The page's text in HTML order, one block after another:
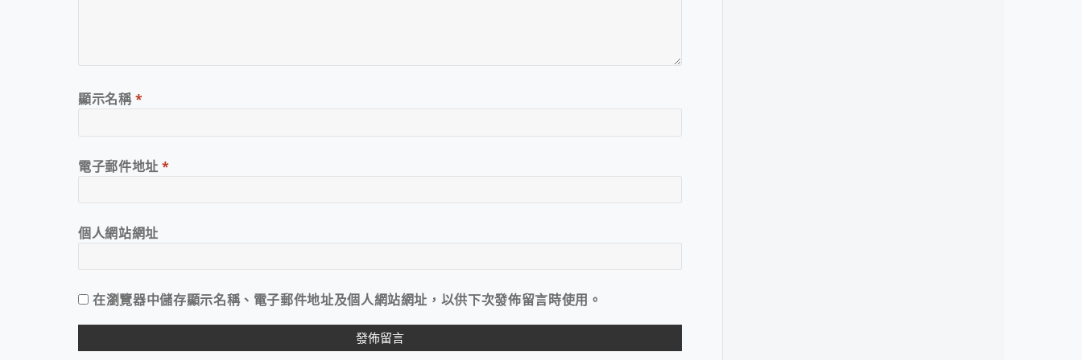
顯示名稱*
電子郵件地址*
個人網站網址
在瀏覽器中儲存顯示名稱、電子郵件地址及個人網站網址，以供下次發佈留言時使用。